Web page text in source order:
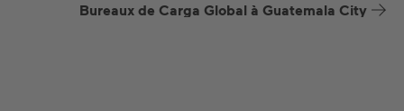
Bureaux de Carga Global à Guatemala City